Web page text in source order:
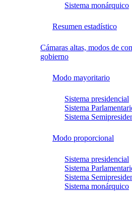
Sistema monárquico
Resumen estadístico
Cámaras altas, modos de
gobierno
Modo mayoritario
Sistema presidencial
Sistema
Sistema
Modo proporcional
Sistema presidencial
Sistema
Sistema
Sistema monárquico